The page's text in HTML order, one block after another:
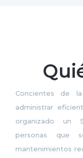
Concientes de
administrar
organizado un
personas que
mantenimientos